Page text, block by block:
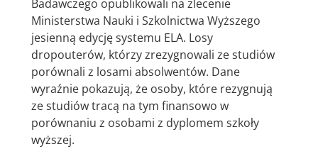
Badawczego opublikowali na zlecenie
Ministerstwa Nauki i Szkolnictwa Wyższego
jesienną edycję systemu ELA. Losy
dropouterów, którzy zrezygnowali ze studiów
porównali z losami absolwentów. Dane
wyraźnie pokazują, że osoby, które rezygnują
ze studiów tracą na tym finansowo w
porównaniu z osobami z dyplomem szkoły
wyższej.